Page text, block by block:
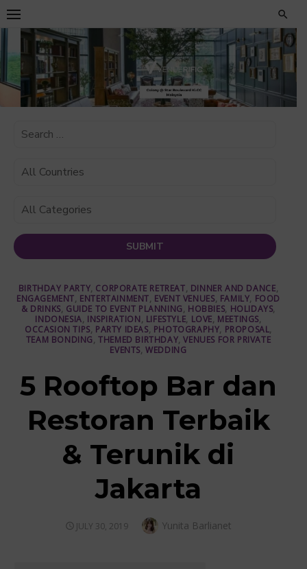
Skip
to
content
BIRTHDAY PARTY, CORPORATE RETREAT, DINNER AND DANCE,
ENGAGEMENT, ENTERTAINMENT, EVENT VENUES, FAMILY, FOOD
& DRINKS, GUIDE TO EVENT PLANNING, HOBBIES, HOLIDAYS,
INDONESIA, INSPIRATION, LIFESTYLE, LOVE, MEETINGS,
OCCASION TIPS, PARTY IDEAS, PHOTOGRAPHY, PROPOSAL,
TEAM BONDING,THEMED BIRTHDAY,VENUES FOR PRIVATE
EVENTS,WEDDING
5 Rooftop Bar dan
Restoran Terbaik
& Terunik di
Jakarta
POSTED
JULY 30, 2019 Author
Yunita Barlianet